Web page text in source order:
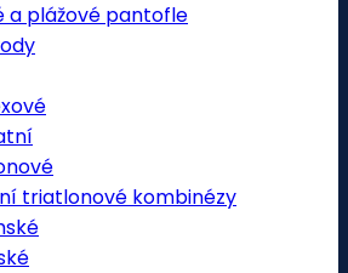
a plážové pantofle
triatlonové kombinézy